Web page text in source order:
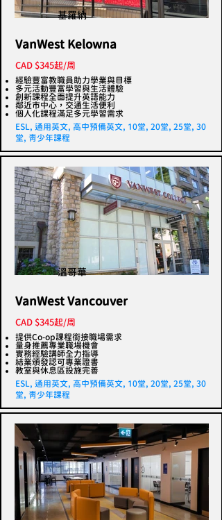
基羅納
VanWest Kelowna
CAD $345起/周
經驗豐富教職員助力學業與目標
多元活動豐富學習與生活體驗
創新課程全面提升英語能力
鄰近市中心，交通生活便利
個人化課程滿足多元學習需求
ESL, 通用英文, 高中預備英文, 10堂, 20堂, 25堂, 30
堂, 青少年課程
溫哥華
VanWest Vancouver
CAD $345起/周
提供Co-op課程銜接職場需求
量身推薦專業職場機會
實務經驗講師全力指導
結業頒發認可專業證書
教室與休息區設施完善
ESL, 通用英文, 高中預備英文, 10堂, 20堂, 25堂, 30
堂, 青少年課程